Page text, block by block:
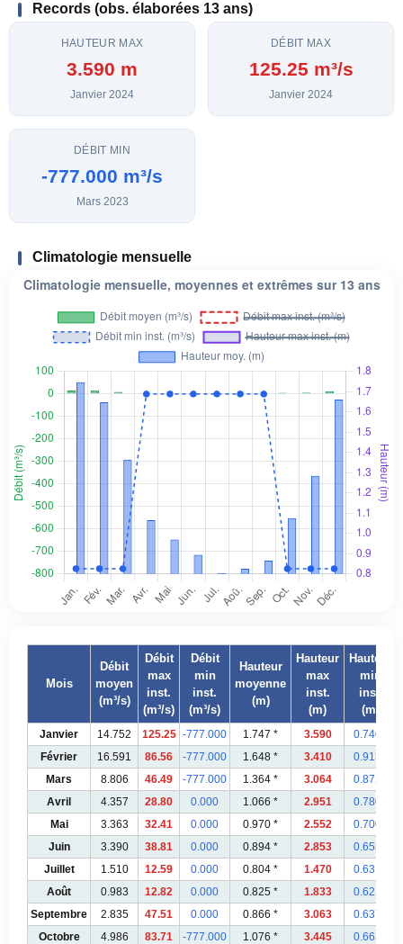
Records (obs. élaborées 13 ans)
HAUTEUR MAX
3.590 m
Janvier 2024
DÉBIT MAX
125.25 m³/s
Janvier 2024
DÉBIT MIN
-777.000 m³/s
Mars 2023
Climatologie mensuelle
Mois
Débit
moyen
(m³/s)
Débit
max
inst.
(m³/s)
Débit
min
inst.
(m³/s)
Hauteur
moyenne
(m)
Hauteur
max
inst.
(m)
Hauteur
min
inst.
(m)
Janvier 14.752 125.25 -777.000 1.747 * 3.590
0.740 *
Février
16.591 86.56 -777.000 1.648 * 3.410
0.913 *
Mars
8.806 46.49 -777.000 1.364 * 3.064
0.872 *
Avril
4.357 28.80 0.000 1.066 * 2.951
0.780 *
Mai
3.363 32.41 0.000 0.970 * 2.552
0.700 *
Juin
3.390 38.81 0.000 0.894 * 2.853
0.658 *
Juillet
1.510 12.59 0.000 0.804 * 1.470
0.631 *
Août
0.983 12.82 0.000 0.825 * 1.833
0.622 *
Septembre
2.835 47.51 0.000 0.866 * 3.063
0.637 *
Octobre
4.986 83.71 -777.000 1.076 * 3.445
0.663 *